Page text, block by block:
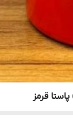
قرمز